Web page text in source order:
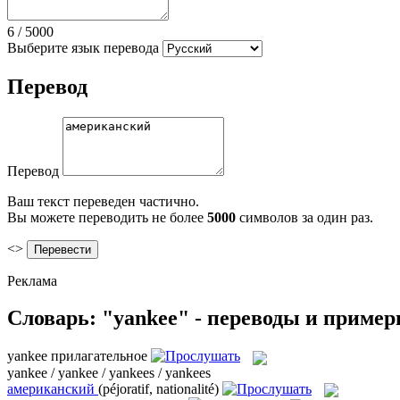
6 / 5000
Выберите язык перевода
Перевод
Перевод
Ваш текст переведен частично.
Вы можете переводить не более 5000 символов за один раз.
<>
Реклама
Словарь: "yankee" - переводы и
yankee прилагательное
yankee / yankee / yankees / yankees
американский (péjoratif, nationalité)